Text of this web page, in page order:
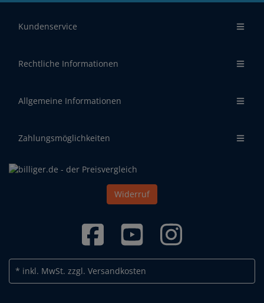
Kundenservice
Rechtliche Informationen
Allgemeine Informationen
Zahlungsmöglichkeiten
Widerruf
* inkl. MwSt. zzgl. Versandkosten